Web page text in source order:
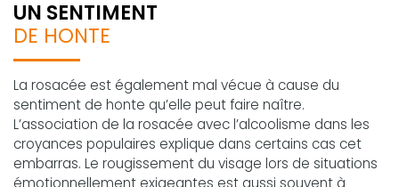
UN SENTIMENT
DE HONTE
La rosacée est également mal vécue à cause du
sentiment de honte qu’elle peut faire naître.
L’association de la rosacée avec l’alcoolisme dans les
croyances populaires explique dans certains cas cet
embarras. Le rougissement du visage lors de situations
émotionnellement exigeantes est aussi souvent à